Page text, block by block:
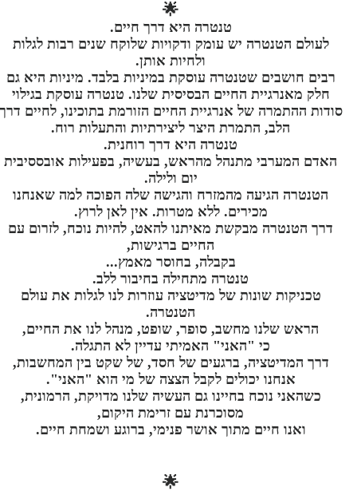
🌟
טנטרה היא דרך חיים.
לעולם הטנטרה יש עומק ודקויות שלוקח שנים רבות לגלות
ולחיות אותן.
רבים חושבים שטנטרה עוסקת במיניות בלבד. מיניות היא גם
חלק מאנרגיית החיים הבסיסית שלנו. טנטרה עוסקת בגילוי
סודות ההתמרה של אנרגיית החיים הזורמת בתוכינו, לחיים
הלב, התמרת היצר ליצירתיות והתעלות רוח.
טנטרה היא דרך רוחנית.
האדם המערבי מתנהל מהראש, בעשיה, בפעילות אובססיבית
יום ולילה.
הטנטרה הגיעה מהמזרח והגישה שלה הפוכה למה שאנחנו
מכירים. ללא מטרות. אין לאן לרוץ.
דרך הטנטרה מבקשת מאיתנו להאט, להיות נוכח, לזרום עם
החיים ברגישות,
בקבלה, בחוסר מאמץ...
טנטרה מתחילה בחיבור ללב.
טכניקות שונות של מדיטציה עוזרות לנו לגלות את עולם
הטנטרה.
הראש שלנו מחשב, סופר, שופט, מנהל לנו את החיים,
כי "האני" האמיתי עדיין לא התגלה.
דרך המדיטציה, ברגעים של חסד, של שקט בין המחשבות,
אנחנו יכולים לקבל הצצה של מי הוא "האני".
כשהאני נוכח בחיינו גם העשיה שלנו מדויקת, הרמונית,
מסוכרנת עם זרימת היקום,
ואנו חיים מתוך אושר פנימי, ברוגע ושמחת חיים.
🌟